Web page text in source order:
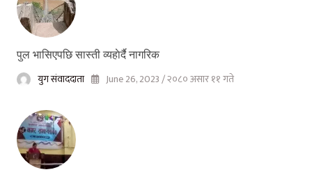
पुल भासिएपछि सास्ती व्यहाेर्दै नागरिक
युग संवाददाता June 26, 2023 / २०८० असार ११ गते